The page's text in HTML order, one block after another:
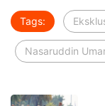
Tags:
Nasaruddin